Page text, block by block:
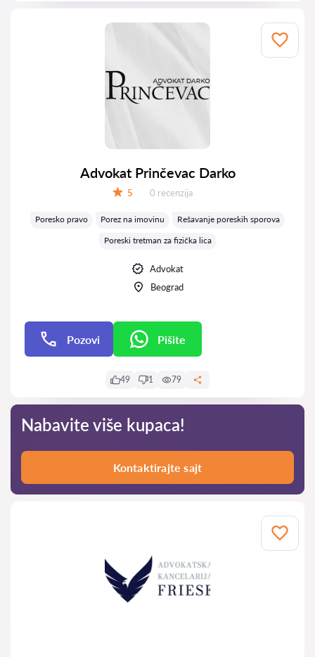
Advokat Prinčevac Darko
5 Recenzija:
0 recenzija
Poresko pravo Porez na imovinu
Rešavanje poreskih sporova
Poreski tretman za fizička lica
Advokat
Beograd
Pozovi Pišite
49 1 79
Nabavite više kupaca!
Kontaktirajte sajt